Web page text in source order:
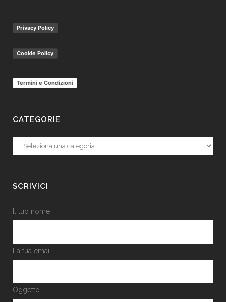
Privacy Policy
Cookie Policy
Termini e Condizioni
CATEGORIE
Categorie
SCRIVICI
Il tuo nome
La tua email
Oggetto